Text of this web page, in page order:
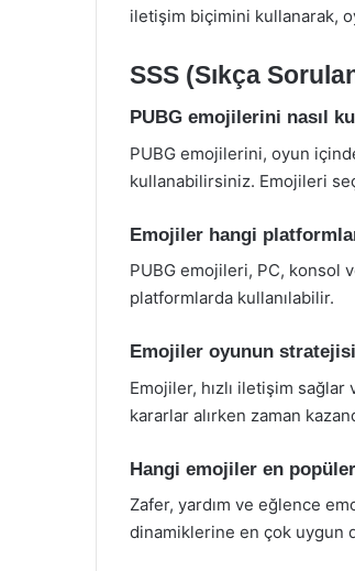
iletişim biçimini kullanarak,
SSS (Sıkça
PUBG emojilerini nasıl
PUBG emojilerini, oyun
kullanabilirsiniz. Emojileri
Emojiler hangi
PUBG emojileri, PC, konsol
platformlarda kullanılabilir.
Emojiler oyunun
Emojiler, hızlı iletişim sağlar
kararlar alırken zaman
Hangi emojiler en
Zafer, yardım ve eğlence
dinamiklerine en çok uygun